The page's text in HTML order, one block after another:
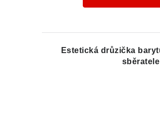
Estetická drůzička
sběratele